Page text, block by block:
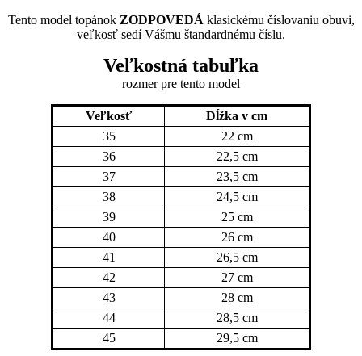
Tento model topánok ZODPOVEDÁ klasickému číslovaniu obuvi,
veľkosť sedí Vášmu štandardnému číslu.
Veľkostná tabuľka
rozmer pre tento model
Veľkosť
Dĺžka v cm
35
22 cm
36
22,5 cm
37
23,5 cm
38
24,5 cm
39
25 cm
40
26 cm
41
26,5 cm
42
27 cm
43
28 cm
44
28,5 cm
45
29,5 cm